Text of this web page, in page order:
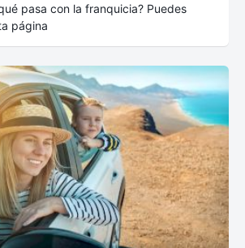
pasa con la franquicia? Puedes
página